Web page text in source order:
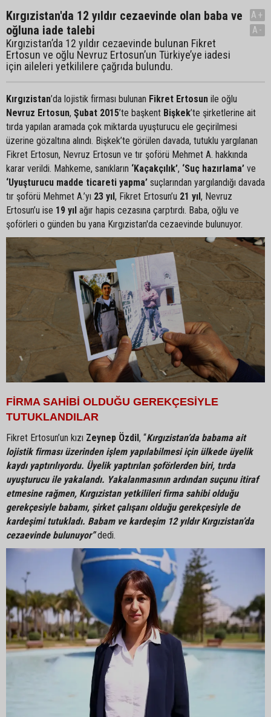
Kırgızistan'da 12 yıldır cezaevinde olan baba ve
oğluna iade talebi
Kırgızistan’da 12 yıldır cezaevinde bulunan Fikret
Ertosun ve oğlu Nevruz Ertosun’un Türkiye’ye iadesi
için aileleri yetkililere çağrıda bulundu.
A+
A-
Kırgızistan’da lojistik firması bulunan Fikret Ertosun ile oğlu
Nevruz Ertosun, Şubat 2015’te başkent Bişkek’te şirketlerine ait
tırda yapılan aramada çok miktarda uyuşturucu ele geçirilmesi
üzerine gözaltına alındı. Bişkek’te görülen davada, tutuklu yargılanan
Fikret Ertosun, Nevruz Ertosun ve tır şoförü Mehmet A. hakkında
karar verildi. Mahkeme, sanıkların ‘Kaçakçılık’, ‘Suç hazırlama’ ve
‘Uyuşturucu madde ticareti yapma’ suçlarından yargılandığı davada
tır şoförü Mehmet A.’yı 23 yıl, Fikret Ertosun’u 21 yıl, Nevruz
Ertosun’u ise 19 yıl ağır hapis cezasına çarptırdı. Baba, oğlu ve
şoförleri o günden bu yana Kırgızistan'da cezaevinde bulunuyor.
FİRMA SAHİBİ OLDUĞU GEREKÇESİYLE
TUTUKLANDILAR
Fikret Ertosun’un kızı Zeynep Özdil, “Kırgızistan’da babama ait
lojistik firması üzerinden işlem yapılabilmesi için ülkede üyelik
kaydı yaptırılıyordu. Üyelik yaptırılan şoförlerden biri, tırda
uyuşturucu ile yakalandı. Yakalanmasının ardından suçunu itiraf
etmesine rağmen, Kırgızistan yetkilileri firma sahibi olduğu
gerekçesiyle babamı, şirket çalışanı olduğu gerekçesiyle de
kardeşimi tutukladı. Babam ve kardeşim 12 yıldır Kırgızistan’da
cezaevinde bulunuyor”dedi.